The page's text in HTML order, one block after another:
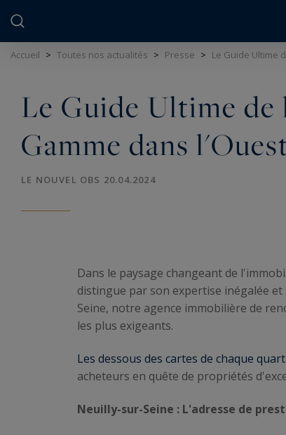
Accueil > Toutes nos actualités > Presse > Le Guide Ultime
Le Guide Ultime
Gamme dans
LE NOUVEL OBS 20.04.2024
Dans le paysage changeant de
distingue par son expertise inégalée
Seine, notre agence immobilière de
les plus exigeants.
Les dessous des cartes de chaque
acheteurs en quête de propriétés
Neuilly-sur-Seine : L'adresse de